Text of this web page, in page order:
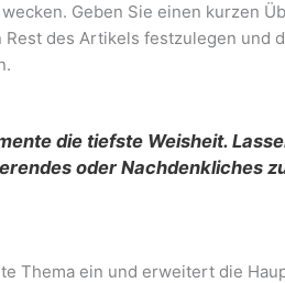
Geben Sie einen kurzen
des Artikels festzulegen
die tiefste Weisheit.
oder Nachdenkliches
Thema ein und erweitert die